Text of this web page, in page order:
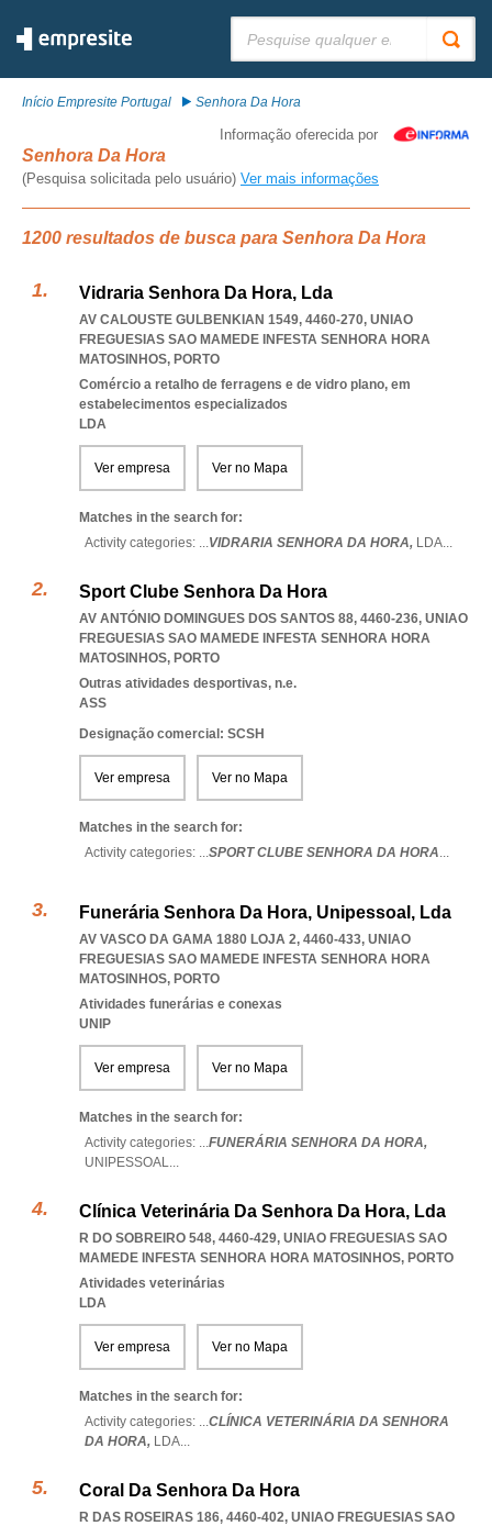
Início Empresite Portugal Senhora Da Hora
Informação oferecida por
Senhora Da Hora
(Pesquisa solicitada pelo usuário) Ver mais informações
1200 resultados de busca para Senhora Da Hora
Vidraria Senhora Da Hora, Lda
AV CALOUSTE GULBENKIAN 1549, 4460-270, UNIAO
FREGUESIAS SAO MAMEDE INFESTA SENHORA HORA
MATOSINHOS, PORTO
Comércio a retalho de ferragens e de vidro plano, em
estabelecimentos especializados
LDA
Ver empresa Ver no Mapa
Matches in the search for:
Activity categories: ...VIDRARIA SENHORA DA HORA, LDA...
Sport Clube Senhora Da Hora
AV ANTÓNIO DOMINGUES DOS SANTOS 88, 4460-236, UNIAO
FREGUESIAS SAO MAMEDE INFESTA SENHORA HORA
MATOSINHOS, PORTO
Outras atividades desportivas, n.e.
ASS
Designação comercial: SCSH
Ver empresa Ver no Mapa
Matches in the search for:
Activity categories: ...SPORT CLUBE SENHORA DA HORA...
Funerária Senhora Da Hora, Unipessoal, Lda
AV VASCO DA GAMA 1880 LOJA 2, 4460-433, UNIAO
FREGUESIAS SAO MAMEDE INFESTA SENHORA HORA
MATOSINHOS, PORTO
Atividades funerárias e conexas
UNIP
Ver empresa Ver no Mapa
Matches in the search for:
Activity categories: ...FUNERÁRIA SENHORA DA HORA,
UNIPESSOAL...
Clínica Veterinária Da Senhora Da Hora, Lda
R DO SOBREIRO 548, 4460-429, UNIAO FREGUESIAS SAO
MAMEDE INFESTA SENHORA HORA MATOSINHOS, PORTO
Atividades veterinárias
LDA
Ver empresa Ver no Mapa
Matches in the search for:
Activity categories: ...CLÍNICA VETERINÁRIA DA SENHORA
DA HORA, LDA...
Coral Da Senhora Da Hora
R DAS ROSEIRAS 186, 4460-402, UNIAO FREGUESIAS SAO